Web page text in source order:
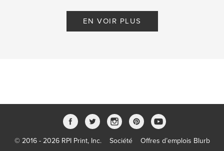
EN VOIR PLUS
© 2016 - 2026 RPI Print, Inc. Société Offres d’emplois Blurb